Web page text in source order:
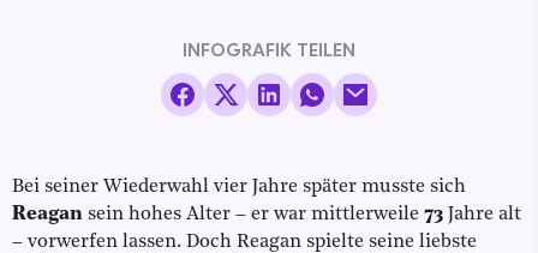
INFOGRAFIK TEILEN
Bei seiner Wiederwahl vier Jahre später musste sich
Reagan sein hohes Alter – er war mittlerweile 73 Jahre alt
– vorwerfen lassen. Doch Reagan spielte seine liebste